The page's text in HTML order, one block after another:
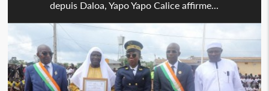
depuis Daloa, Yapo Yapo Calice affirme...